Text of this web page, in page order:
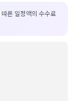
른 일정액의 수수료